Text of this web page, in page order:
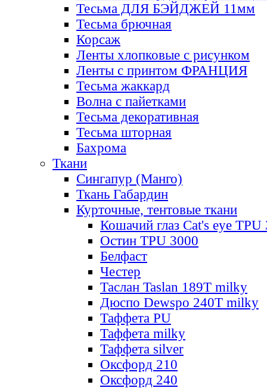
Тесьма ДЛЯ БЭЙДЖЕЙ 11мм
Тесьма брючная
Корсаж
Ленты хлопковые с рисунком
Ленты с принтом ФРАНЦИЯ
Тесьма жаккард
Волна с пайетками
Тесьма декоративная
Тесьма шторная
Бахрома
Ткани
Сингапур (Манго)
Ткань Габардин
Курточные, тентовые ткани
Кошачий глаз Cat's eye TPU
Остин TPU 3000
Белфаст
Честер
Таслан Taslan 189T milky
Дюспо Dewspo 240T milky
Таффета PU
Таффета milky
Таффета silver
Оксфорд 210
Оксфорд 240